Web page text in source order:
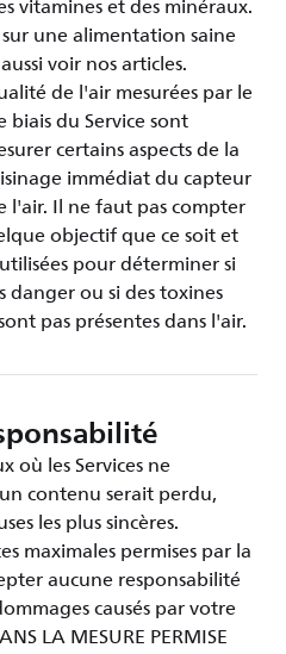
vitamines et des minéraux.
une alimentation saine
voir nos articles.
de l'air mesurées par le
du Service sont
certains aspects de la
immédiat du capteur
l'air. Il ne faut pas compter
objectif que ce soit et
pour déterminer si
danger ou si des toxines
pas présentes dans l'air.
où les Services ne
contenu serait perdu,
les plus sincères.
maximales permises par la
aucune responsabilité
causés par votre
LA MESURE PERMISE